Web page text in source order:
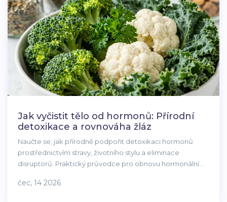
Jak vyčistit tělo od hormonů: Přírodní
detoxikace a rovnováha žláz
Naučte se, jak přírodně podpořit detoxikaci hormonů
prostřednictvím stravy, životního stylu a eliminace
disruptorů. Praktický průvodce pro obnovu hormonální
čec, 14 2026